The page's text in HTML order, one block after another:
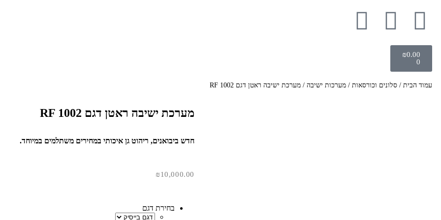
₪0.00
0
עמוד הבית / סלונים וכורסאות / מערכות ישיבה / מערכת ישיבה ראטן דגם RF 1002
מערכת ישיבה ראטן דגם RF 1002
חדש ביבואנים, ריהוט גן איכותי במחירים משתלמים במיוחד.
₪10,000.00
בחירת דגם